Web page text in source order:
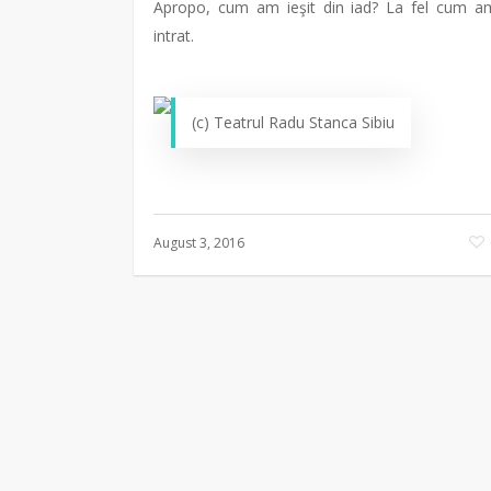
Apropo, cum am ieşit din iad? La fel cum
intrat.
(c) Teatrul Radu Stanca Sibiu
August 3, 2016